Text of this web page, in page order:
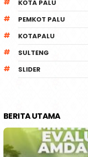
KOTA PALU
PEMKOT PALU
KOTAPALU
SULTENG
SLIDER
BERITA UTAMA